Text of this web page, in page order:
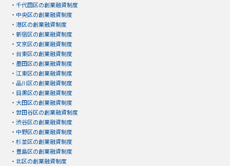
・ 千代田区の創業融資制度
・ 中央区の創業融資制度
・ 港区の創業融資制度
・ 新宿区の創業融資制度
・ 文京区の創業融資制度
・ 台東区の創業融資制度
・ 墨田区の創業融資制度
・ 江東区の創業融資制度
・ 品川区の創業融資制度
・ 目黒区の創業融資制度
・ 大田区の創業融資制度
・ 世田谷区の創業融資制度
・ 渋谷区の創業融資制度
・ 中野区の創業融資制度
・ 杉並区の創業融資制度
・ 豊島区の創業融資制度
・ 北区の創業融資制度